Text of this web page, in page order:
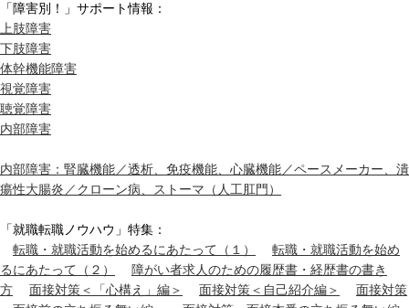
「障害別！」サポート情報：
上肢障害
下肢障害
体幹機能障害
視覚障害
聴覚障害
内部障害
内部障害：腎臓機能／透析、免疫機能、心臓機能／ペースメーカー、潰
瘍性大腸炎／クローン病、ストーマ（人工肛門）
「就職転職ノウハウ」特集：
転職・就職活動を始めるにあたって（１）
転職・就職活動を始め
るにあたって（２）
障がい者求人のための履歴書・経歴書の書き
方
面接対策＜「心構え」編＞ 面接対策＜自己紹介編＞
面接対策